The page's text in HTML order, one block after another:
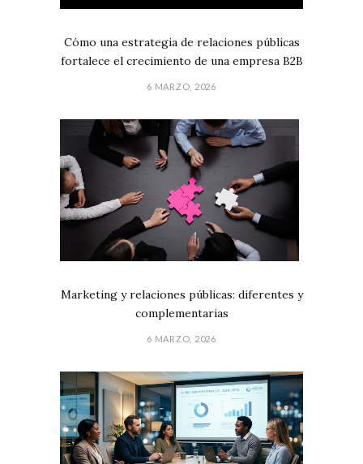
Cómo una estrategia de relaciones públicas
fortalece el crecimiento de una empresa B2B
6 MARZO, 2026
Marketing y relaciones públicas: diferentes y
complementarias
6 MARZO, 2026